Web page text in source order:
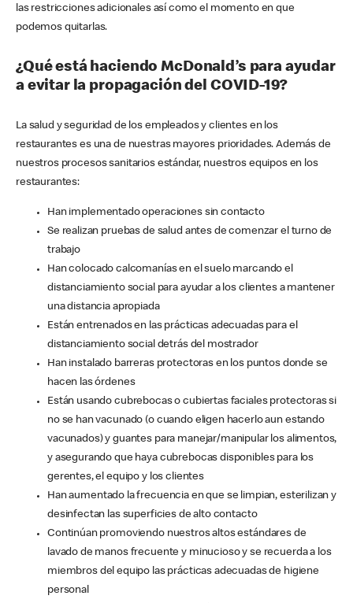
las restricciones adicionales así como el momento en que
podemos quitarlas.
¿Qué está haciendo McDonald’s para ayudar
a evitar la propagación del COVID-19?
La salud y seguridad de los empleados y clientes en los
restaurantes es una de nuestras mayores prioridades. Además de
nuestros procesos sanitarios estándar, nuestros equipos en los
restaurantes:
Han implementado operaciones sin contacto
Se realizan pruebas de salud antes de comenzar el turno de
trabajo
Han colocado calcomanías en el suelo marcando el
distanciamiento social para ayudar a los clientes a mantener
una distancia apropiada
Están entrenados en las prácticas adecuadas para el
distanciamiento social detrás del mostrador
Han instalado barreras protectoras en los puntos donde se
hacen las órdenes
Están usando cubrebocas o cubiertas faciales protectoras si
no se han vacunado (o cuando eligen hacerlo aun estando
vacunados) y guantes para manejar/manipular los alimentos,
y asegurando que haya cubrebocas disponibles para los
gerentes, el equipo y los clientes
Han aumentado la frecuencia en que se limpian, esterilizan y
desinfectan las superficies de alto contacto
Continúan promoviendo nuestros altos estándares de
lavado de manos frecuente y minucioso y se recuerda a los
miembros del equipo las prácticas adecuadas de higiene
personal